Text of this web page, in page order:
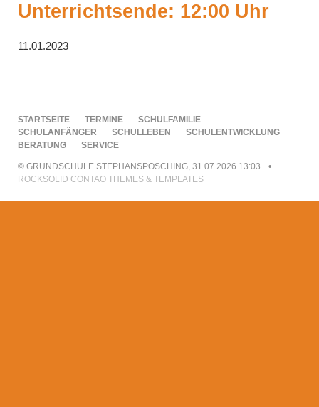
Unterrichtsende: 12:00 Uhr
11.01.2023
NAVIGATION
ÜBERSPRINGEN
STARTSEITE TERMINE
SCHULFAMILIE
SCHULANFÄNGER
SCHULLEBEN
SCHULENTWICKLUNG
BERATUNG
SERVICE
© GRUNDSCHULE STEPHANSPOSCHING, 31.07.2026 13:03
ROCKSOLID CONTAO THEMES & TEMPLATES